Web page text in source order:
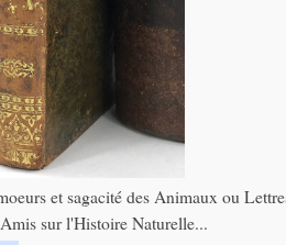
et sagacité des Animaux ou
sur l'Histoire Naturelle...